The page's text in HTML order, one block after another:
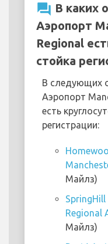
question_answer В каких
Аэропорт
Regional
стойка
В следующих
Аэропорт
есть
регистрации:
Майлз)
Regional
Майлз)